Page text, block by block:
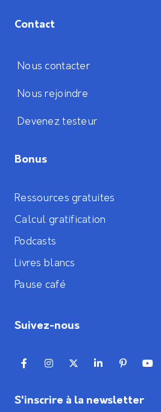
Contact
Nous contacter
Nous rejoindre
Devenez testeur
Bonus
Ressources gratuites
Calcul gratification
Podcasts
Livres blancs
Pause café
Suivez-nous
S'inscrire à la newsletter